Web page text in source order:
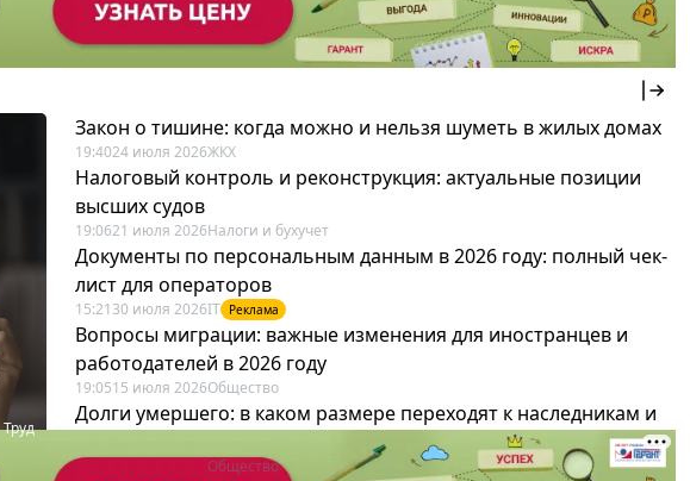
Труд
Закон о тишине: когда можно и нельзя шуметь в жилых домах
19:4024 июля 2026ЖКХ
Налоговый контроль и реконструкция: актуальные позиции
высших судов
19:0621 июля 2026Налоги и бухучет
Документы по персональным данным в 2026 году: полный чек-
лист для операторов
15:21 30 июля 2026IT Реклама
Вопросы миграции: важные изменения для иностранцев и
работодателей в 2026 году
19:0515 июля 2026Общество
Долги умершего: в каком размере переходят к наследникам и
19:43 Общество